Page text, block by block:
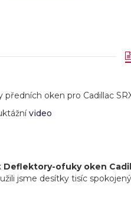
oken pro Cadillac
video
Deflektory-ofuky oken
jsme desítky tisíc